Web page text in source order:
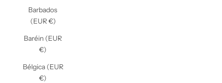
Barbados
(EUR €)
Baréin (EUR
€)
Bélgica (EUR
€)